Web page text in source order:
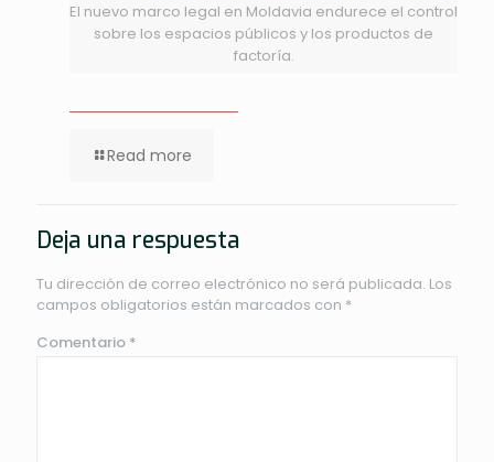
El nuevo marco legal en Moldavia endurece el control
sobre los espacios públicos y los productos de
factoría.
Read more
Deja una respuesta
Tu dirección de correo electrónico no será publicada. Los
campos obligatorios están marcados con *
Comentario *